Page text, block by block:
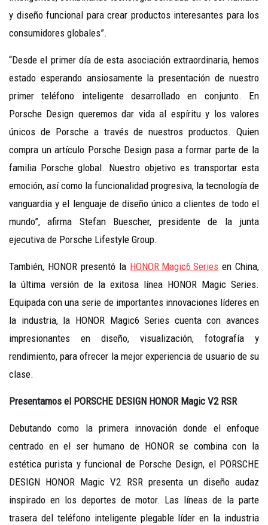
y diseño funcional para crear productos interesantes para los
consumidores globales”.
“Desde el primer día de esta asociación extraordinaria, hemos
estado esperando ansiosamente la presentación de nuestro
primer teléfono inteligente desarrollado en conjunto. En
Porsche Design queremos dar vida al espíritu y los valores
únicos de Porsche a través de nuestros productos. Quien
compra un artículo Porsche Design pasa a formar parte de la
familia Porsche global. Nuestro objetivo es transportar esta
emoción, así como la funcionalidad progresiva, la tecnología de
vanguardia y el lenguaje de diseño único a clientes de todo el
mundo”, afirma Stefan Buescher, presidente de la junta
ejecutiva de Porsche Lifestyle Group.
También, HONOR presentó la HONOR Magic6 Series en China,
la última versión de la exitosa línea HONOR Magic Series.
Equipada con una serie de importantes innovaciones líderes en
la industria, la HONOR Magic6 Series cuenta con avances
impresionantes en diseño, visualización, fotografía y
rendimiento, para ofrecer la mejor experiencia de usuario de su
clase.
Presentamos el PORSCHE DESIGN HONOR Magic V2 RSR
Debutando como la primera innovación donde el enfoque
centrado en el ser humano de HONOR se combina con la
estética purista y funcional de Porsche Design, el PORSCHE
DESIGN HONOR Magic V2 RSR presenta un diseño audaz
inspirado en los deportes de motor. Las líneas de la parte
trasera del teléfono inteligente plegable líder en la industria